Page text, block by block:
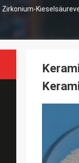
Zirkonium-